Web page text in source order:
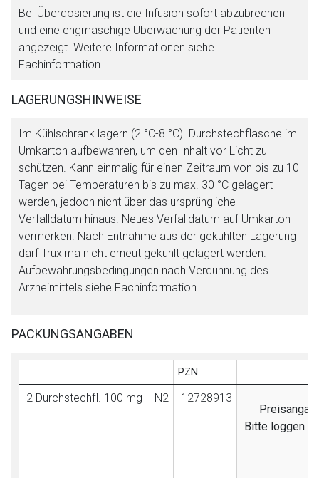
Bei Überdosierung ist die Infusion sofort abzubrechen
und eine engmaschige Überwachung der Patienten
angezeigt. Weitere Informationen siehe
Fachinformation.
LAGERUNGSHINWEISE
Im Kühlschrank lagern (2 °C-8 °C). Durchstechflasche im
Umkarton aufbewahren, um den Inhalt vor Licht zu
schützen. Kann einmalig für einen Zeitraum von bis zu 10
Tagen bei Temperaturen bis zu max. 30 °C gelagert
werden, jedoch nicht über das ursprüngliche
Verfalldatum hinaus. Neues Verfalldatum auf Umkarton
vermerken. Nach Entnahme aus der gekühlten Lagerung
darf Truxima nicht erneut gekühlt gelagert werden.
Aufbewahrungsbedingungen nach Verdünnung des
Arzneimittels siehe Fachinformation.
PACKUNGSANGABEN
PZN
2 Durchstechfl. 100 mg N2
12728913
Bitte loggen